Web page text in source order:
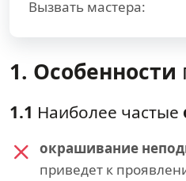
1. Особенности
1.1 Наиболее частые
окрашивание
приведет к
Вызвать мастера: